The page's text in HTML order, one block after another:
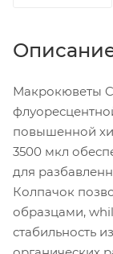
Макрокюветы
повышенной
3500 мкл
для
Колпачок
образцами,
стабильность